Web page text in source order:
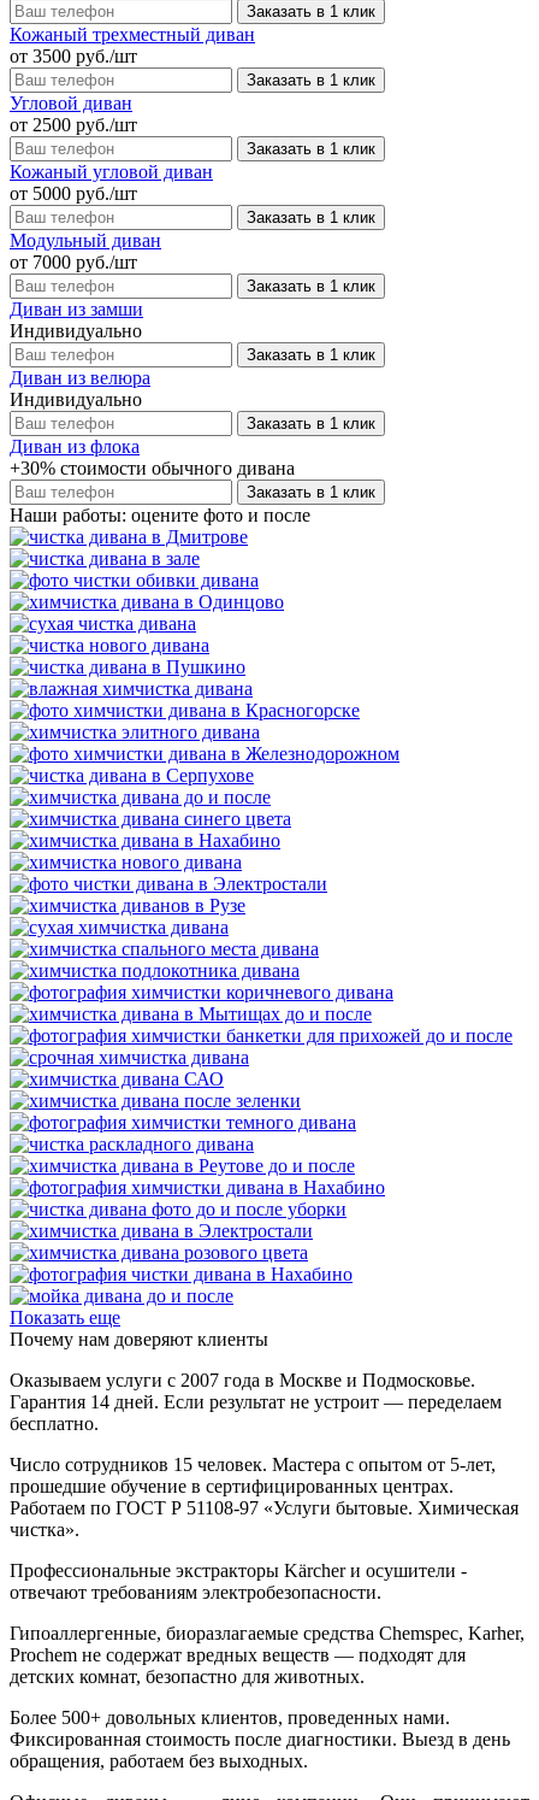
Заказать в 1 клик
Кожаный трехместный диван
от 3500 руб./шт
Заказать в 1 клик
Угловой диван
от 2500 руб./шт
Заказать в 1 клик
Кожаный угловой диван
от 5000 руб./шт
Заказать в 1 клик
Модульный диван
от 7000 руб./шт
Заказать в 1 клик
Диван из замши
Индивидуально
Заказать в 1 клик
Диван из велюра
Индивидуально
Заказать в 1 клик
Диван из флока
+30% стоимости обычного дивана
Заказать в 1 клик
Наши работы: оцените фото и после
Показать еще
Почему нам доверяют клиенты
Оказываем услуги с 2007 года в Москве и Подмосковье.
Гарантия 14 дней. Если результат не устроит — переделаем
бесплатно.
Число сотрудников 15 человек. Мастера с опытом от 5-лет,
прошедшие обучение в сертифицированных центрах.
Работаем по ГОСТ Р 51108‑97 «Услуги бытовые. Химическая
чистка».
Профессиональные экстракторы Kärcher и осушители -
отвечают требованиям электробезопасности.
Гипоаллергенные, биоразлагаемые средства Chemspec, Karher,
Prochem не содержат вредных веществ — подходят для
детских комнат, безопастно для животных.
Более 500+ довольных клиентов, проведенных нами.
Фиксированная стоимость после диагностики. Выезд в день
обращения, работаем без выходных.